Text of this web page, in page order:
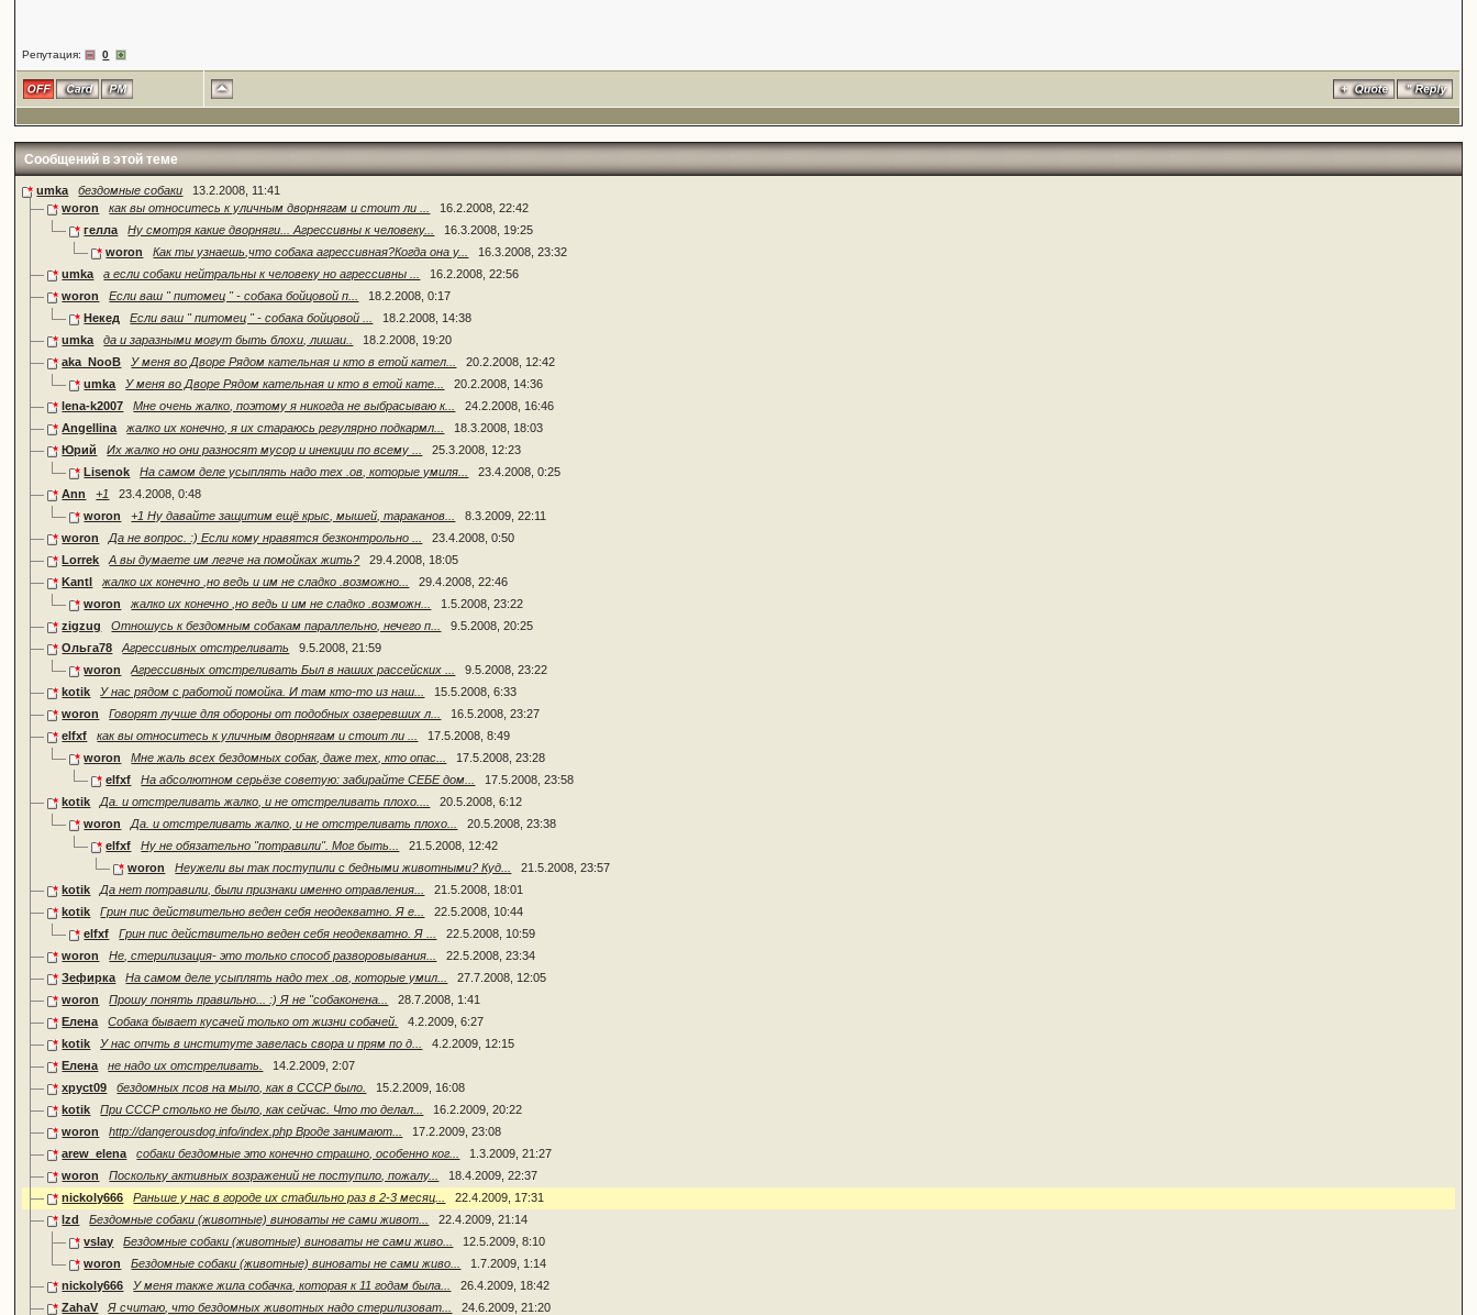
Репутация: 0
Сообщений в этой теме
umka бездомные собаки
13.2.2008, 11:41
woron
как вы относитесь к уличным дворнягам и стоит ли ...
16.2.2008, 22:42
гелла
Ну смотря какие дворняги... Агрессивны к человеку...
16.3.2008, 19:25
woron
Как ты узнаешь,что собака агрессивная?Когда она у...
16.3.2008, 23:32
umka
а если собаки нейтральны к человеку но агрессивны ...
16.2.2008, 22:56
woron
Если ваш " питомец " - собака бойцовой п...
18.2.2008, 0:17
Некед
Если ваш " питомец " - собака бойцовой ...
18.2.2008, 14:38
umka
да и заразными могут быть блохи, лишаи..
18.2.2008, 19:20
aka_NooB
У меня во Дворе Рядом кательная и кто в етой кател...
20.2.2008, 12:42
umka
У меня во Дворе Рядом кательная и кто в етой кате...
20.2.2008, 14:36
lena-k2007
Мне очень жалко, поэтому я никогда не выбрасываю к...
24.2.2008, 16:46
Angellina
жалко их конечно, я их стараюсь регулярно подкармл...
18.3.2008, 18:03
Юрий
Их жалко но они разносят мусор и инекции по всему ...
25.3.2008, 12:23
Lisenok
На самом деле усыплять надо тех .ов, которые умиля...
23.4.2008, 0:25
Ann
+1
23.4.2008, 0:48
woron
+1 Ну давайте защитим ещё крыс, мышей, тараканов...
8.3.2009, 22:11
woron
Да не вопрос. :) Если кому нравятся безконтрольно ...
23.4.2008, 0:50
Lorrek
А вы думаете им легче на помойках жить?
29.4.2008, 18:05
Kantl
жалко их конечно ,но ведь и им не сладко .возможно...
29.4.2008, 22:46
woron
жалко их конечно ,но ведь и им не сладко .возможн...
1.5.2008, 23:22
zigzug
Отношусь к бездомным собакам параллельно, нечего п...
9.5.2008, 20:25
Ольга78
Агрессивных отстреливать
9.5.2008, 21:59
woron
Агрессивных отстреливать Был в наших рассейских ...
9.5.2008, 23:22
kotik
У нас рядом с работой помойка. И там кто-то из наш...
15.5.2008, 6:33
woron
Говорят лучше для обороны от подобных озверевших л...
16.5.2008, 23:27
elfxf
как вы относитесь к уличным дворнягам и стоит ли ...
17.5.2008, 8:49
woron
Мне жаль всех бездомных собак, даже тех, кто опас...
17.5.2008, 23:28
elfxf
На абсолютном серьёзе советую: забирайте СЕБЕ дом...
17.5.2008, 23:58
kotik
Да. и отстреливать жалко, и не отстреливать плохо....
20.5.2008, 6:12
woron
Да. и отстреливать жалко, и не отстреливать плохо...
20.5.2008, 23:38
elfxf
Ну не обязательно "потравили". Мог быть...
21.5.2008, 12:42
woron
Неужели вы так поступили с бедными животными? Куд...
21.5.2008, 23:57
kotik
Да нет потравили, были признаки именно отравления...
21.5.2008, 18:01
kotik
Грин пис действительно веден себя неодекватно. Я е...
22.5.2008, 10:44
elfxf
Грин пис действительно веден себя неодекватно. Я ...
22.5.2008, 10:59
woron
Не, стерилизация- это только способ разворовывания...
22.5.2008, 23:34
Зефирка
На самом деле усыплять надо тех .ов, которые умил...
27.7.2008, 12:05
woron
Прошу понять правильно... :) Я не "собаконена...
28.7.2008, 1:41
Елена
Собака бывает кусачей только от жизни собачей.
4.2.2009, 6:27
kotik
У нас опчть в институте завелась свора и прям по д...
4.2.2009, 12:15
Елена
не надо их отстреливать.
14.2.2009, 2:07
xpyct09
бездомных псов на мыло, как в СССР было.
15.2.2009, 16:08
kotik
При СССР столько не было, как сейчас. Что то делал...
16.2.2009, 20:22
woron
http://dangerousdog.info/index.php Вроде занимают...
17.2.2009, 23:08
arew_elena
собаки бездомные это конечно страшно, особенно ког...
1.3.2009, 21:27
woron
Поскольку активных возражений не поступило, пожалу...
18.4.2009, 22:37
nickoly666
Раньше у нас в городе их стабильно раз в 2-3 месяц...
22.4.2009, 17:31
lzd
Бездомные собаки (животные) виноваты не сами живот...
22.4.2009, 21:14
vslay
Бездомные собаки (животные) виноваты не сами живо...
12.5.2009, 8:10
woron
Бездомные собаки (животные) виноваты не сами живо...
1.7.2009, 1:14
nickoly666
У меня также жила собачка, которая к 11 годам была...
26.4.2009, 18:42
ZahaV
Я считаю, что бездомных животных надо стерилизоват...
24.6.2009, 21:20